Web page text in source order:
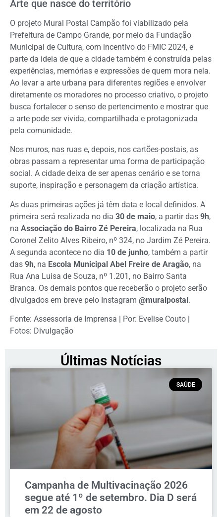
Arte que nasce do território
O projeto Mural Postal Campão foi viabilizado pela
Prefeitura de Campo Grande, por meio da Fundação
Municipal de Cultura, com incentivo do FMIC 2024, e
parte da ideia de que a cidade também é construída pelas
experiências, memórias e expressões de quem mora nela.
Ao levar a arte urbana para diferentes regiões e envolver
diretamente os moradores no processo criativo, o projeto
busca fortalecer o senso de pertencimento e mostrar que
a arte pode ser vivida, compartilhada e protagonizada
pela comunidade.
Nos muros, nas ruas e, depois, nos cartões-postais, as
obras passam a representar uma forma de participação
social. A cidade deixa de ser apenas cenário e se torna
suporte, inspiração e personagem da criação artística.
As duas primeiras ações já têm data e local definidos. A
primeira será realizada no dia 30 de maio, a partir das 9h,
na Associação do Bairro Zé Pereira, localizada na Rua
Coronel Zelito Alves Ribeiro, nº 324, no Jardim Zé Pereira.
A segunda acontece no dia 10 de junho, também a partir
das 9h, na Escola Municipal Abel Freire de Aragão, na
Rua Ana Luisa de Souza, nº 1.201, no Bairro Santa
Branca. Os demais pontos que receberão o projeto serão
divulgados em breve pelo Instagram @muralpostal.
Fonte: Assessoria de Imprensa | Por: Evelise Couto |
Fotos: Divulgação
Últimas Notícias
SAÚDE
Campanha de Multivacinação 2026
segue até 1º de setembro. Dia D será
em 22 de agosto